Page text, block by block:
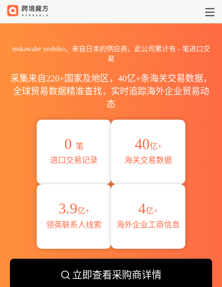
mskawabe yoshiko，来自日本的供应商，此公司累计有 -笔进口交
易
采集来自220+国家及地区，40亿+条海关交易数据，
全球贸易数据精准查找，实时追踪海外企业贸易动
态
0 笔
进口交易记录
40亿+
海关交易数据
3.9亿+
领英联系人线索
4亿+
海外企业工商信息
立即查看采购商详情